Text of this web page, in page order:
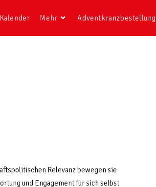
Kalender Mehr Adventkranzbestellung
Relevanz bewegen sie
und Engagement für sich selbst